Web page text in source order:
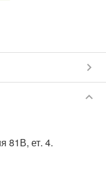
chevron_right
keyboard_arrow_down
81В, ет. 4.